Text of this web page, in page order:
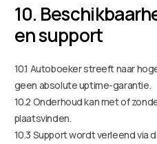
10.
en support
10.1 Autoboeker streeft naar
geen absolute uptime-garantie.
10.2 Onderhoud kan met of
plaatsvinden.
10.3 Support wordt verleend via